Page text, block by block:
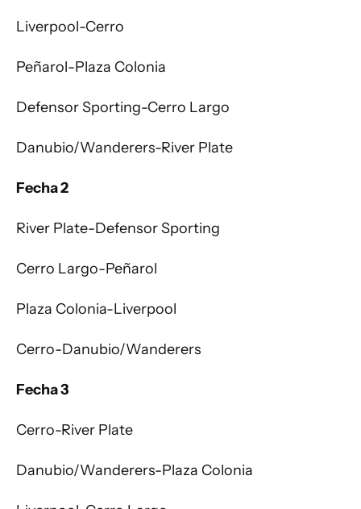
Liverpool-Cerro
Peñarol-Plaza Colonia
Defensor Sporting-Cerro Largo
Danubio/Wanderers-River Plate
Fecha 2
River Plate-Defensor Sporting
Cerro Largo-Peñarol
Plaza Colonia-Liverpool
Cerro-Danubio/Wanderers
Fecha 3
Cerro-River Plate
Danubio/Wanderers-Plaza Colonia